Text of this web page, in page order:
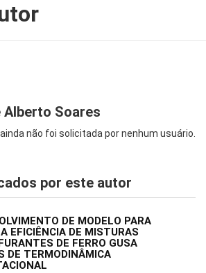
Soares
não foi solicitada por nenhum usuário.
por este autor
DE MODELO PARA
EFICIÊNCIA DE MISTURAS
DE FERRO GUSA
DE TERMODINÂMICA